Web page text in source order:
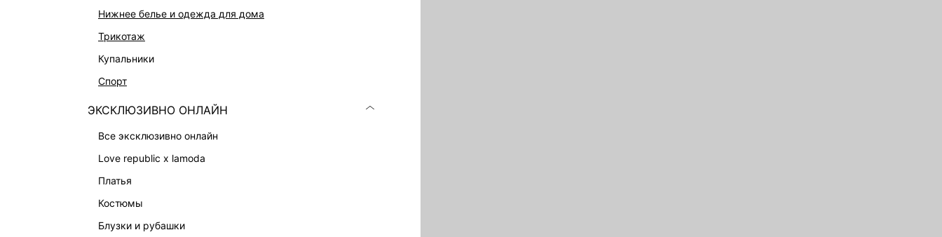
нижнее белье и одежда для дома
трикотаж
купальники
спорт
ЭКСКЛЮЗИВНО ОНЛАЙН
все эксклюзивно онлайн
love republic x lamoda
платья
костюмы
блузки и рубашки
БАЛЬЗАМЫ-ТИНТЫ
ЛИМИТИРОВАННЫЕ КОЛЛЕКЦИИ
КАПСУЛЬНЫЙ ГАРДЕРОБ
БОХО-ШИК
В ОТТЕНКАХ СЕРОГО
LOVE REPUBLIC MAISON
ДАЙДЖЕСТ